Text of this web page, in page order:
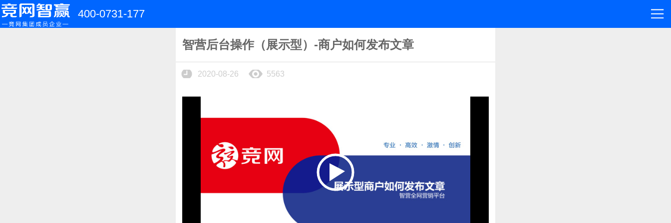
400-0731-177
智营后台操作（展示型）-商户如何发布文章
2020-08-26 5563